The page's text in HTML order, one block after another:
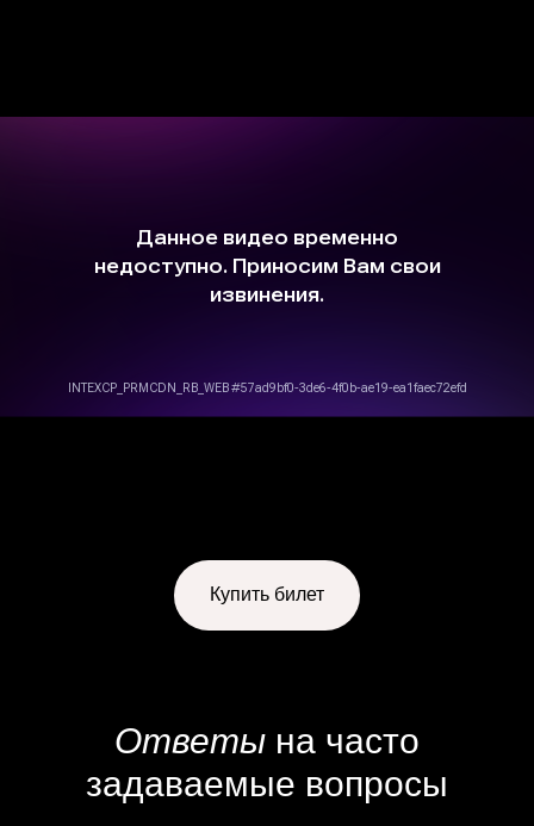
Купить билет
Ответы на часто
задаваемые вопросы
+7 915 148-22-01
Правила возврата и переноса билетов
Политика конфиденциальности